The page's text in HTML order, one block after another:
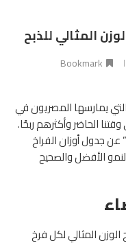
المثالي للذبح
Bookmark
التي يمارسها المصريون في
الحاضر وأكثرهم ربحًا.
” عن جدول أوزان الفراخ
الأفضل والصحيح
المثالي لكل فرخ